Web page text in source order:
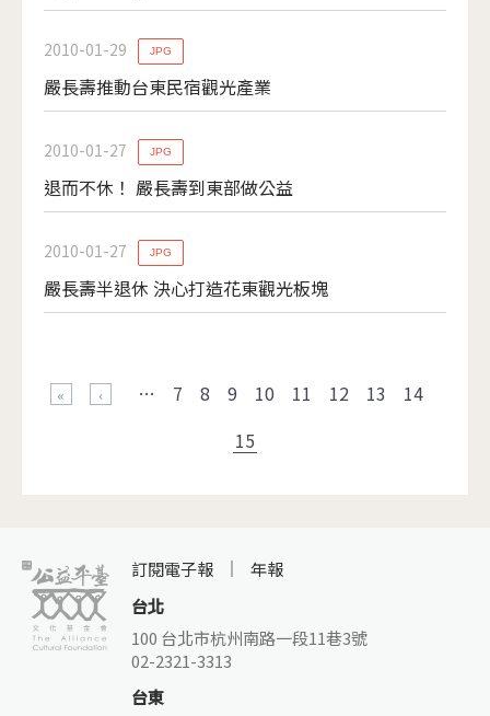
2010-01-29
嚴長壽推動台東民宿觀光產業
JPG
2010-01-27
退而不休！ 嚴長壽到東部做公益
JPG
2010-01-27
嚴長壽半退休 決心打造花東觀光板塊
JPG
… 7 8 9 10 11 12 13
14
15
訂閱電子報
年報
台北
100 台北市杭州南路一段11巷3號
02-2321-3313
台東